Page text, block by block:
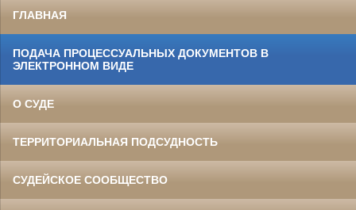
ГЛАВНАЯ
ПОДАЧА ПРОЦЕССУАЛЬНЫХ ДОКУМЕНТОВ В
ЭЛЕКТРОННОМ ВИДЕ
О СУДЕ
ТЕРРИТОРИАЛЬНАЯ ПОДСУДНОСТЬ
СУДЕЙСКОЕ СООБЩЕСТВО